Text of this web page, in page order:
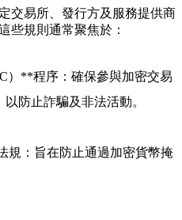
交易所、發行方及服務提供商
些規則通常聚焦於：
）**程序：確保參與加密交易
防止詐騙及非法活動。
：旨在防止通過加密貨幣掩